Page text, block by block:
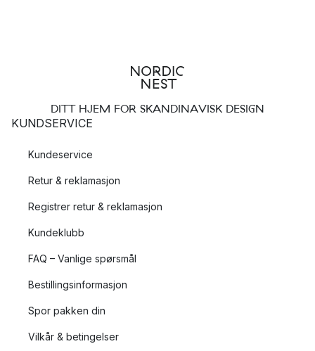
DITT HJEM FOR SKANDINAVISK DESIGN
KUNDSERVICE
Kundeservice
Retur & reklamasjon
Registrer retur & reklamasjon
Kundeklubb
FAQ – Vanlige spørsmål
Bestillingsinformasjon
Spor pakken din
Vilkår & betingelser